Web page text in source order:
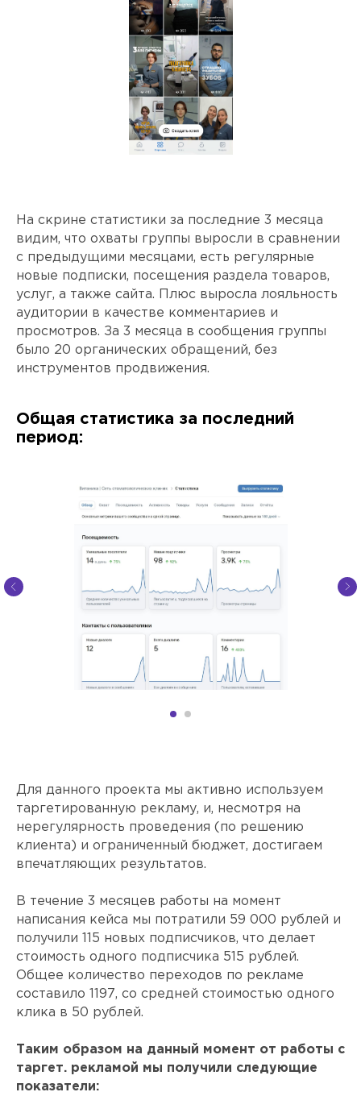
На скрине статистики за последние 3 месяца
видим, что охваты группы выросли в сравнении
с предыдущими месяцами, есть регулярные
новые подписки, посещения раздела товаров,
услуг, а также сайта. Плюс выросла лояльность
аудитории в качестве комментариев и
просмотров. За 3 месяца в сообщения группы
было 20 органических обращений, без
инструментов продвижения.
Общая статистика за последний
период:
Для данного проекта мы активно используем
таргетированную рекламу, и, несмотря на
нерегулярность проведения (по решению
клиента) и ограниченный бюджет, достигаем
впечатляющих результатов.
В течение 3 месяцев работы на момент
написания кейса мы потратили 59 000 рублей и
получили 115 новых подписчиков, что делает
стоимость одного подписчика 515 рублей.
Общее количество переходов по рекламе
составило 1197, со средней стоимостью одного
клика в 50 рублей.
Таким образом на данный момент от работы с
таргет. рекламой мы получили следующие
показатели: